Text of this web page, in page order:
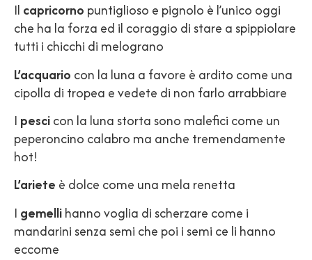
Il capricorno puntiglioso e pignolo è l’unico oggi
che ha la forza ed il coraggio di stare a spippiolare
tutti i chicchi di melograno
L’acquario con la luna a favore è ardito come una
cipolla di tropea e vedete di non farlo arrabbiare
I pescicon la luna storta sono malefici come un
peperoncino calabro ma anche tremendamente
hot!
L’ariete è dolce come una mela renetta
I gemellihanno voglia di scherzare come i
mandarini senza semi che poi i semi ce li hanno
eccome